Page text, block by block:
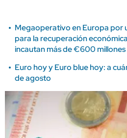
Megaoperativo en Europa por
para la recuperación
incautan más de €600 millones
Euro hoy y Euro blue hoy: a
de agosto